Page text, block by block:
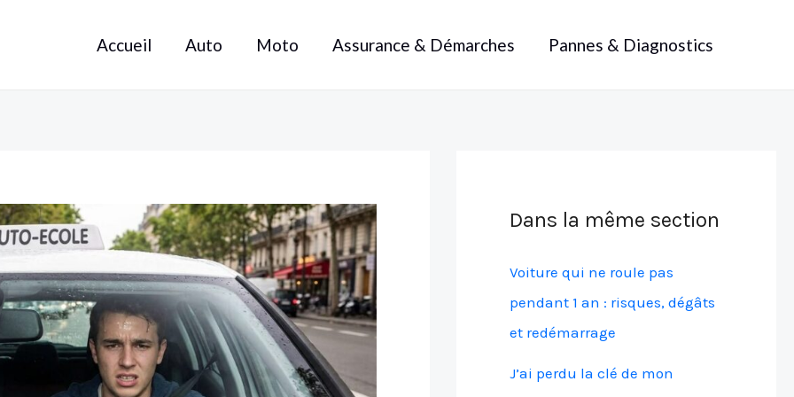
Accueil Auto Moto Assurance & Démarches Pannes & Diagnostics
Dans la même section
Voiture qui ne roule pas
pendant 1 an : risques, dégâts
et redémarrage
J’ai perdu la clé de mon